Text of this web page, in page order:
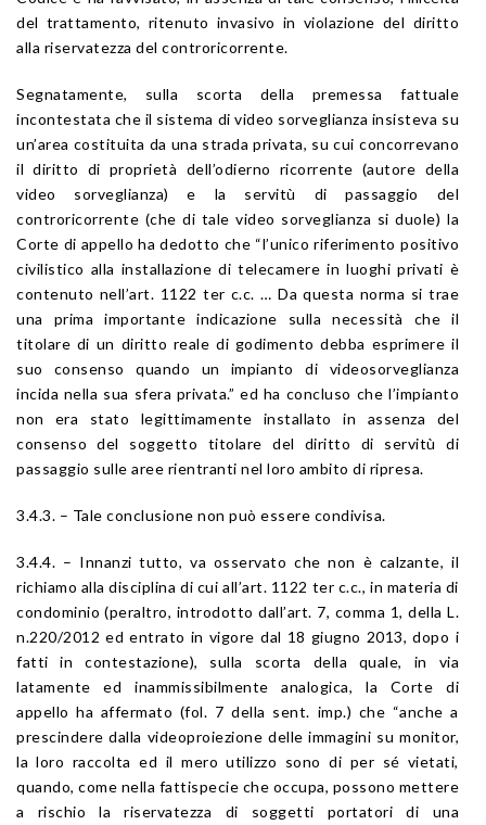
del trattamento, ritenuto invasivo in violazione del diritto
alla riservatezza del controricorrente.
Segnatamente, sulla scorta della premessa fattuale
incontestata che il sistema di video sorveglianza insisteva su
un’area costituita da una strada privata, su cui concorrevano
il diritto di proprietà dell’odierno ricorrente (autore della
video sorveglianza) e la servitù di passaggio del
controricorrente (che di tale video sorveglianza si duole) la
Corte di appello ha dedotto che “l’unico riferimento positivo
civilistico alla installazione di telecamere in luoghi privati è
contenuto nell’art. 1122 ter c.c. … Da questa norma si trae
una prima importante indicazione sulla necessità che il
titolare di un diritto reale di godimento debba esprimere il
suo consenso quando un impianto di videosorveglianza
incida nella sua sfera privata.” ed ha concluso che l’impianto
non era stato legittimamente installato in assenza del
consenso del soggetto titolare del diritto di servitù di
passaggio sulle aree rientranti nel loro ambito di ripresa.
3.4.3. – Tale conclusione non può essere condivisa.
3.4.4. – Innanzi tutto, va osservato che non è calzante, il
richiamo alla disciplina di cui all’art. 1122 ter c.c., in materia di
condominio (peraltro, introdotto dall’art. 7, comma 1, della L.
n.220/2012 ed entrato in vigore dal 18 giugno 2013, dopo i
fatti in contestazione), sulla scorta della quale, in via
latamente ed inammissibilmente analogica, la Corte di
appello ha affermato (fol. 7 della sent. imp.) che “anche a
prescindere dalla videoproiezione delle immagini su monitor,
la loro raccolta ed il mero utilizzo sono di per sé vietati,
quando, come nella fattispecie che occupa, possono mettere
a rischio la riservatezza di soggetti portatori di una